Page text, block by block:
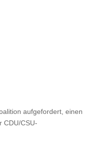
aufgefordert, einen
CDU/CSU-